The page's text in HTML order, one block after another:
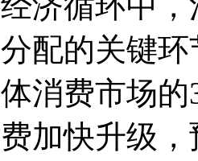
配的关键
消费市场
加快升级